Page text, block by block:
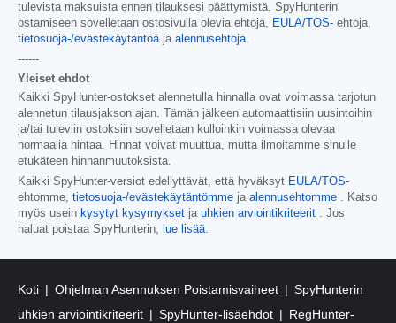
tulevista maksuista ennen tilauksesi päättymistä. SpyHunterin
ostamiseen sovelletaan ostosivulla olevia ehtoja, EULA/TOS- ehtoja,
tietosuoja-/evästekäytäntöäja alennusehtoja.
------
Yleiset ehdot
Kaikki SpyHunter-ostokset alennetulla hinnalla ovat voimassa tarjotun
alennetun tilausjakson ajan. Tämän jälkeen automaattisiin uusintoihin
ja/tai tuleviin ostoksiin sovelletaan kulloinkin voimassa olevaa
normaalia hintaa. Hinnat voivat muuttua, mutta ilmoitamme sinulle
etukäteen hinnanmuutoksista.
Kaikki SpyHunter-versiot edellyttävät, että hyväksyt EULA/TOS-
ehtomme, tietosuoja-/evästekäytäntömme ja alennusehtomme . Katso
myös usein kysytyt kysymykset ja uhkien arviointikriteerit . Jos
haluat poistaa SpyHunterin, lue lisää.
Koti Ohjelman Asennuksen Poistamisvaiheet
SpyHunterin
uhkien arviointikriteerit
SpyHunter-lisäehdot
RegHunter-